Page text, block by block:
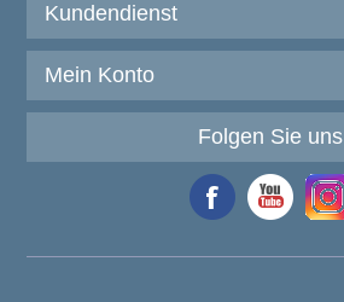
Kundendienst
Mein Konto
Folgen Sie uns